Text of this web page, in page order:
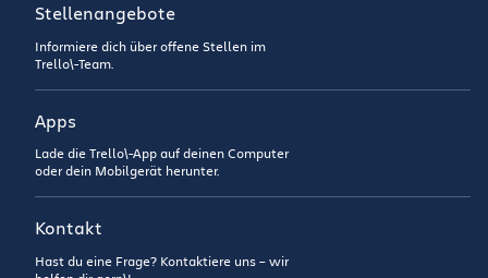
Stellenangebote
Informiere dich über offene Stellen im
Trello\-Team.
Apps
Lade die Trello\-App auf deinen Computer
oder dein Mobilgerät herunter.
Kontakt
Hast du eine Frage? Kontaktiere uns – wir